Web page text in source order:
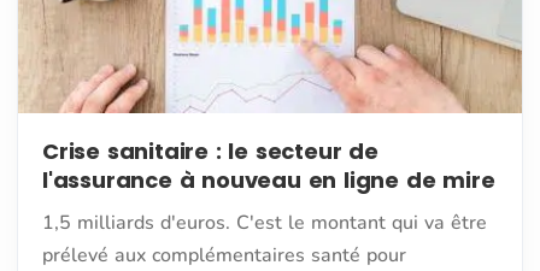
Crise sanitaire : le secteur de
l'assurance à nouveau en ligne de mire
1,5 milliards d'euros. C'est le montant qui va être
prélevé aux complémentaires santé pour